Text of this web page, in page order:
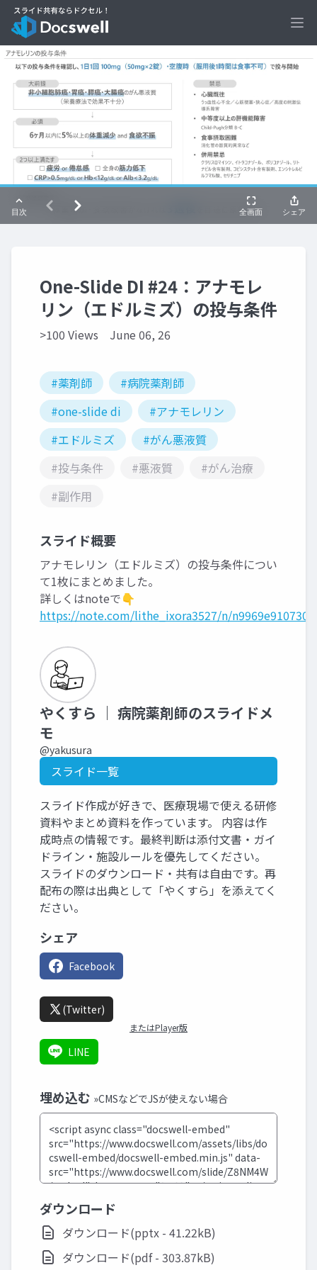
One-Slide DI #24：アナモレ
リン（エドルミズ）の投与条件
>100 Views June 06, 26
#薬剤師
#病院薬剤師
#one-slide di
#アナモレリン
#エドルミズ
#がん悪液質
#投与条件
#悪液質
#がん治療
#副作用
スライド概要
アナモレリン（エドルミズ）の投与条件につい
て1枚にまとめました。
詳しくはnoteで👇
https://note.com/lithe_ixora3527/n/n9969e910730f
やくすら ｜ 病院薬剤師のスライドメ
モ
@yakusura
スライド一覧
スライド作成が好きで、医療現場で使える研修
資料やまとめ資料を作っています。 内容は作
成時点の情報です。最終判断は添付文書・ガイ
ドライン・施設ルールを優先してください。
スライドのダウンロード・共有は自由です。再
配布の際は出典として「やくすら」を添えてく
ださい。
シェア
Facebook
(Twitter)
またはPlayer版
LINE
埋め込む »CMSなどでJSが使えない場合
ダウンロード
ダウンロード(pptx - 41.22kB)
ダウンロード(pdf - 303.87kB)